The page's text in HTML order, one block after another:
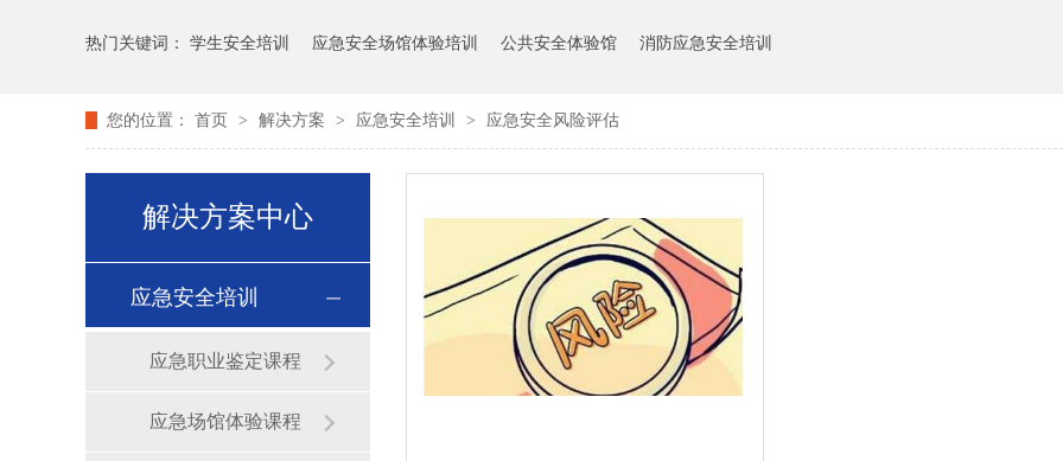
热门关键词： 学生安全培训 应急安全场馆体验培训 公共安全体验馆 消防应急安全培训
您的位置： 首页 > 解决方案 > 应急安全培训 > 应急安全风险评估
解决方案中心
应急安全培训
应急职业鉴定课程
应急场馆体验课程